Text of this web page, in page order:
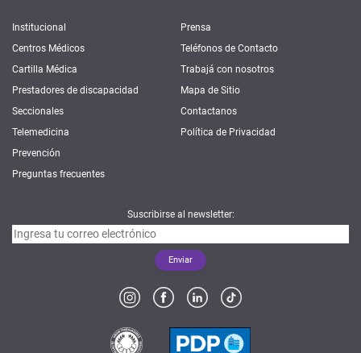
Institucional
Centros Médicos
Cartilla Médica
Prestadores de discapacidad
Seccionales
Telemedicina
Prevención
Preguntas frecuentes
Prensa
Teléfonos de Contacto
Trabajá con nosotros
Mapa de Sitio
Contactanos
Política de Privacidad
Suscribirse al newsletter: